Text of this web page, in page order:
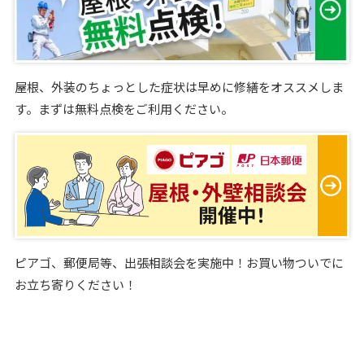
屋根、外装のちょっとした症状は早めに修繕をオススメしま
す。まずは無料点検をご利用ください。
ピアゴ、郵便局等、出張相談会を実施中！お買い物ついでに
お立ち寄りください！